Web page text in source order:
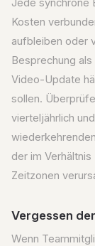
Jede synchrone
Kosten
aufbleiben oder
Besprechung
Video-Update
sollen.
vierteljährlich
der im
Zeitzonen
Vergessen
Wenn